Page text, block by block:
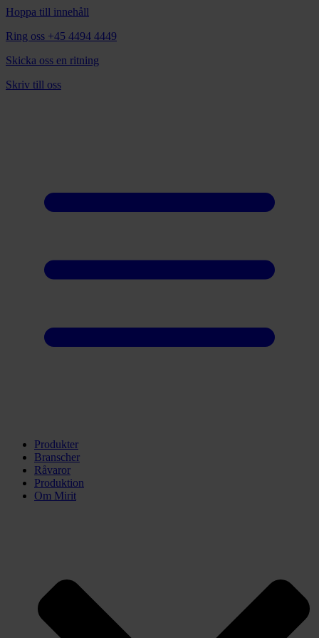
Hoppa till innehåll
Ring oss +45 4494 4449
Skicka oss en ritning
Skriv till oss
Produkter
Branscher
Råvaror
Produktion
Om Mirit